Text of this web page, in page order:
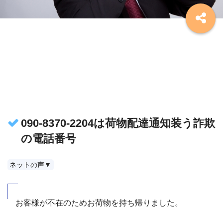
090-8370-2204は荷物配達通知装う詐欺
の電話番号
ネットの声▼
お客様が不在のためお荷物を持ち帰りました。